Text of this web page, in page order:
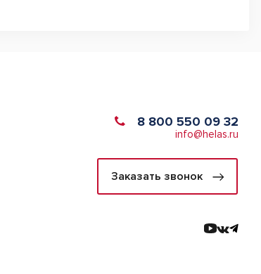
8 800 550 09 32
info@helas.ru
Заказать звонок